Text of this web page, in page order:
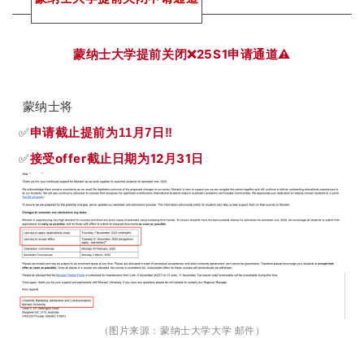
蒙纳士大学提前关闭❌25S1申请通道⚠️
蒙纳士将
✅申请截止提前为11月7日‼️
✅接受offer截止日期为12月31日
（图片来源：蒙纳士大学大学 邮件）